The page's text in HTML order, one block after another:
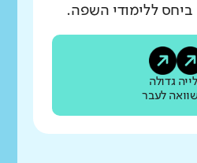
ללימודי השפה.
גדולה
לעבר